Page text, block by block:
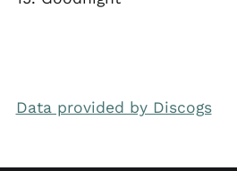
Data provided by Discogs